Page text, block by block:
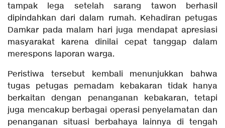
tampak lega setelah sarang tawon berhasil
dipindahkan dari dalam rumah. Kehadiran petugas
Damkar pada malam hari juga mendapat apresiasi
masyarakat karena dinilai cepat tanggap dalam
merespons laporan warga.
Peristiwa tersebut kembali menunjukkan bahwa
tugas petugas pemadam kebakaran tidak hanya
berkaitan dengan penanganan kebakaran, tetapi
juga mencakup berbagai operasi penyelamatan dan
penanganan situasi berbahaya lainnya di tengah